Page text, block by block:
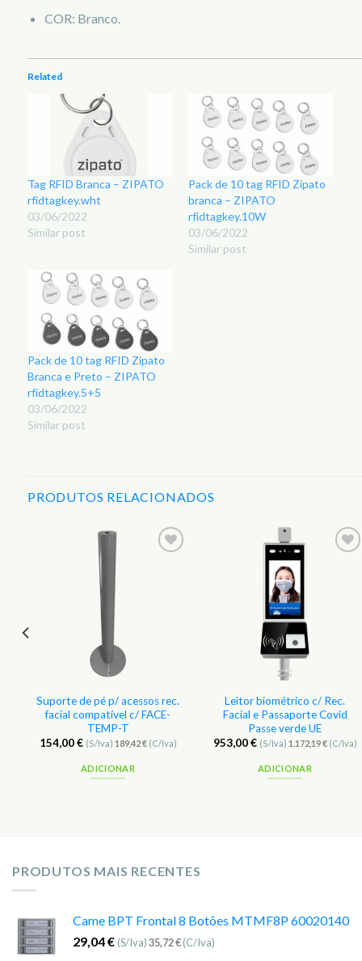
COR: Branco.
Related
Tag RFID Branca – ZIPATO
rfidtagkey.wht
03/06/2022
Similar post
Pack de 10 tag RFID Zipato
branca – ZIPATO
rfidtagkey.10W
03/06/2022
Similar post
Pack de 10 tag RFID Zipato
Branca e Preto – ZIPATO
rfidtagkey.5+5
03/06/2022
Similar post
PRODUTOS RELACIONADOS
Suporte de pé p/ acessos rec.
facial compatível c/ FACE-
TEMP-T
154,00€ (S/Iva) 189,42€(C/Iva)
ADICIONAR
Leitor biométrico c/ Rec.
Facial e Passaporte Covid
Passe verde UE
953,00€ (S/Iva) 1.172,19€(C/Iva)
ADICIONAR
PRODUTOS MAIS RECENTES
Came BPT Frontal 8 Botões MTMF8P 60020140
29,04€ (S/Iva)35,72€(C/Iva)